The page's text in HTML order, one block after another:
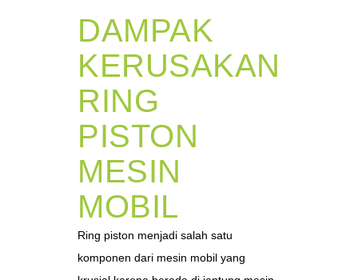
DAMPAK
KERUSAKAN
RING
PISTON
MESIN
MOBIL
Ring piston menjadi salah satu
komponen dari mesin mobil yang